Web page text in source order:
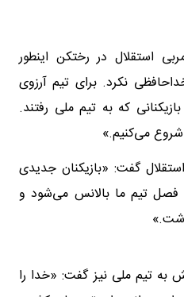
استقلال در رختکن اینطور
نکرد. برای تیم آرزوی
که به تیم ملی رفتند.
شروع می‌کنیم.»
گفت: «بازیکنان جدیدی
فصل تیم ما بالانس می‌شود و
تیم ملی نیز گفت: «خدا را